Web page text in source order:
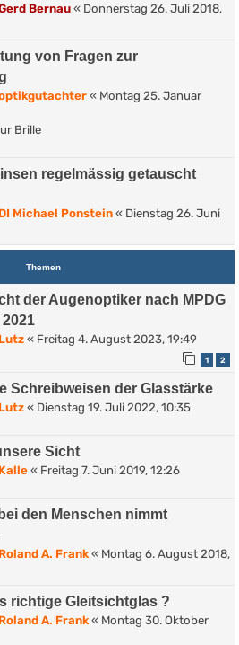
Bernau « Donnerstag 26. Juli 2018,
von Fragen zur
« Montag 25. Januar
Brille
regelmässig getauscht
DI Michael Ponstein « Dienstag 26. Juni
Themen
der Augenoptiker nach MPDG
Lutz « Freitag 4. August 2023, 19:49
1 2
Schreibweisen der Glasstärke
Lutz « Dienstag 19. Juli 2022, 10:35
Sicht
Kalle « Freitag 7. Juni 2019, 12:26
den Menschen nimmt
Roland A. Frank « Montag 6. August 2018,
richtige Gleitsichtglas ?
Roland A. Frank « Montag 30. Oktober